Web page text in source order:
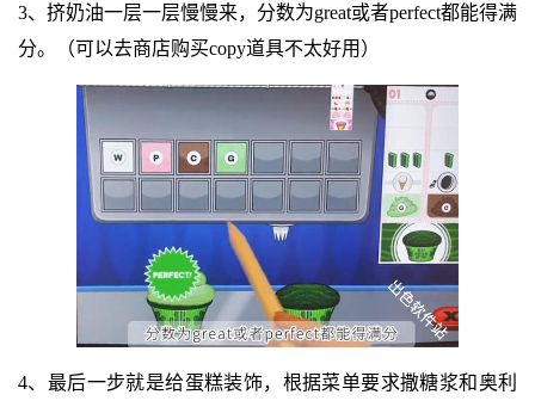
3、挤奶油一层一层慢慢来，分数为great或者perfect都能得满
分。（可以去商店购买copy道具不太好用）
4、最后一步就是给蛋糕装饰，根据菜单要求撒糖浆和奥利